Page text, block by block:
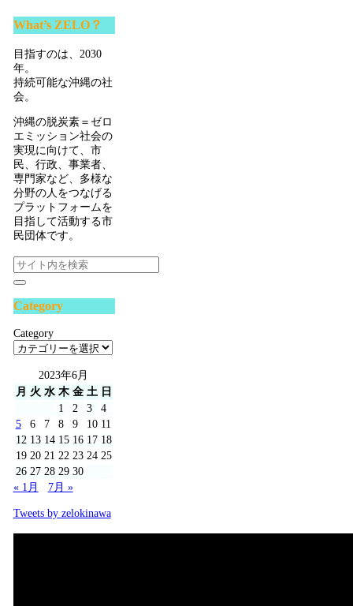
What’s ZELO？
目指すのは、2030
年。
持続可能な沖縄の社
会。
沖縄の脱炭素＝ゼロ
エミッション社会の
実現に向けて、市
民、行政、事業者、
専門家など、多様な
分野の人をつなげる
プラットフォームを
目指して活動する市
民団体です。
Category
Category
2023年6月
月 火 水 木 金 土 日
1
2 3
4
5
6 7 8 9 10 11
12 13 14 15 16 17 18
19 20 21 22 23 24 25
26 27 28 29 30
« 1月
7月 »
Tweets by zelokinawa